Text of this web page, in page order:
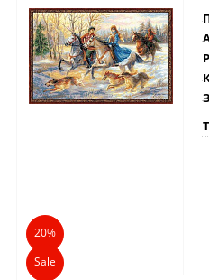
20%
Sale